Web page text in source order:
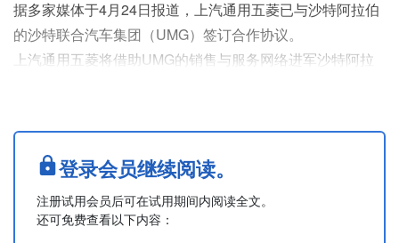
据多家媒体于4月24日报道，上汽通用五菱已与沙特阿拉伯
的沙特联合汽车集团（UMG）签订合作协议。
上汽通用五菱将借助UMG的销售与服务网络进军沙特阿拉
Based on multiple sources
登录会员继续阅读。
注册试用会员后可在试用期间内阅读全文。
还可免费查看以下内容：